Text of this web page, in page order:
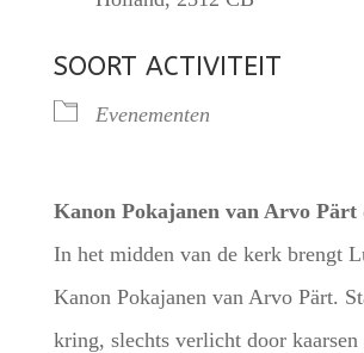
SOORT ACTIVITEIT
Evenementen
Kanon Pokajanen van Arvo Pärt
In het midden van de kerk brengt
Kanon Pokajanen van Arvo Pärt.
kring, slechts verlicht door kaarsen